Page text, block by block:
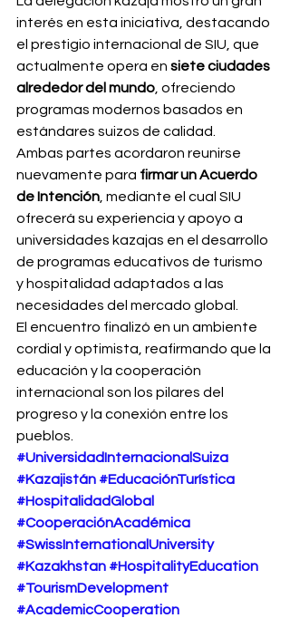
interés en esta iniciativa, destacando
el prestigio internacional de SIU, que
actualmente opera en siete ciudades
alrededor del mundo , ofreciendo
programas modernos basados en
estándares suizos de calidad.
Ambas partes acordaron reunirse
nuevamente para firmar un Acuerdo
de Intención , mediante el cual SIU
ofrecerá su experiencia y apoyo a
universidades kazajas en el desarrollo
de programas educativos de turismo
y hospitalidad adaptados a las
necesidades del mercado global.
El encuentro finalizó en un ambiente
cordial y optimista, reafirmando que la
educación y la cooperación
internacional son los pilares del
progreso y la conexión entre los
pueblos.
#UniversidadInternacionalSuiza
#Kazajistán #EducaciónTurística
#HospitalidadGlobal
#CooperaciónAcadémica
#SwissInternationalUniversity
#Kazakhstan #HospitalityEducation
#TourismDevelopment
#AcademicCooperation